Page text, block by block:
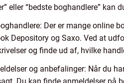
eller “bedste boghandlere” kan
Der er mange online
Depository og Saxo. Ved at
og finde ud af, hvilke
og anbefalinger: Når du